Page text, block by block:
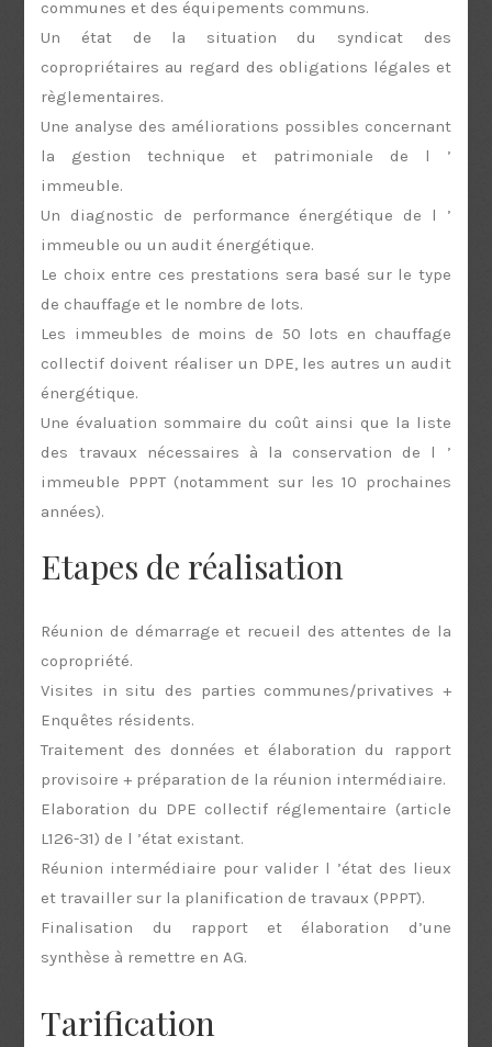
communes et des équipements communs.
Un état de la situation du syndicat des
copropriétaires au regard des obligations légales et
règlementaires.
Une analyse des améliorations possibles concernant
la gestion technique et patrimoniale de l ’
immeuble.
Un diagnostic de performance énergétique de l ’
immeuble ou un audit énergétique.
Le choix entre ces prestations sera basé sur le type
de chauffage et le nombre de lots.
Les immeubles de moins de 50 lots en chauffage
collectif doivent réaliser un DPE, les autres un audit
énergétique.
Une évaluation sommaire du coût ainsi que la liste
des travaux nécessaires à la conservation de l ’
immeuble PPPT (notamment sur les 10 prochaines
années).
Etapes de réalisation
Réunion de démarrage et recueil des attentes de la
copropriété.
Visites in situ des parties communes/privatives +
Enquêtes résidents.
Traitement des données et élaboration du rapport
provisoire + préparation de la réunion intermédiaire.
Elaboration du DPE collectif réglementaire (article
L126-31) de l ’état existant.
Réunion intermédiaire pour valider l ’état des lieux
et travailler sur la planification de travaux (PPPT).
Finalisation du rapport et élaboration d’une
synthèse à remettre en AG.
Tarification